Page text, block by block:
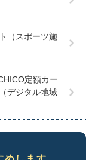
（スポーツ施
定額カー
デジタル地域